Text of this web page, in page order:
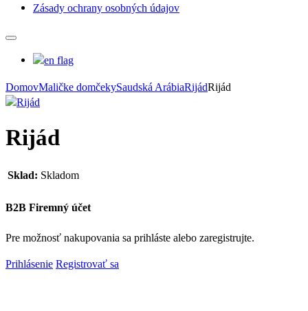
Zásady ochrany osobných údajov
DomovMaličke domčekySaudská ArábiaRijádRijád
Rijád
Sklad: Skladom
B2B Firemný účet
Pre možnosť nakupovania sa prihláste alebo zaregistrujte.
Prihlásenie Registrovať sa